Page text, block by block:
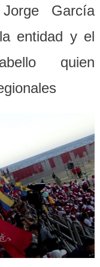
García
entidad y el
quien